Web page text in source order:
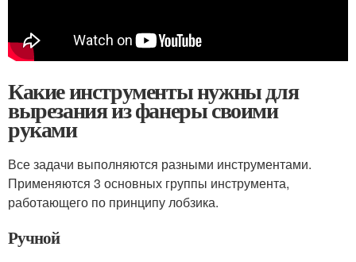
Какие инструменты нужны для
вырезания из фанеры своими
руками
Все задачи выполняются разными инструментами.
Применяются 3 основных группы инструмента,
работающего по принципу лобзика.
Ручной